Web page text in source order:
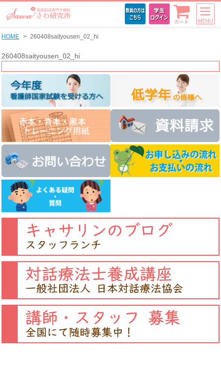
カート MENU
HOME 260408saityousen_02_hi
260408saityousen_02_hi